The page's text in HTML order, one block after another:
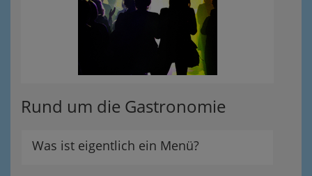
Rund um die Gastronomie
Was ist eigentlich ein Menü?